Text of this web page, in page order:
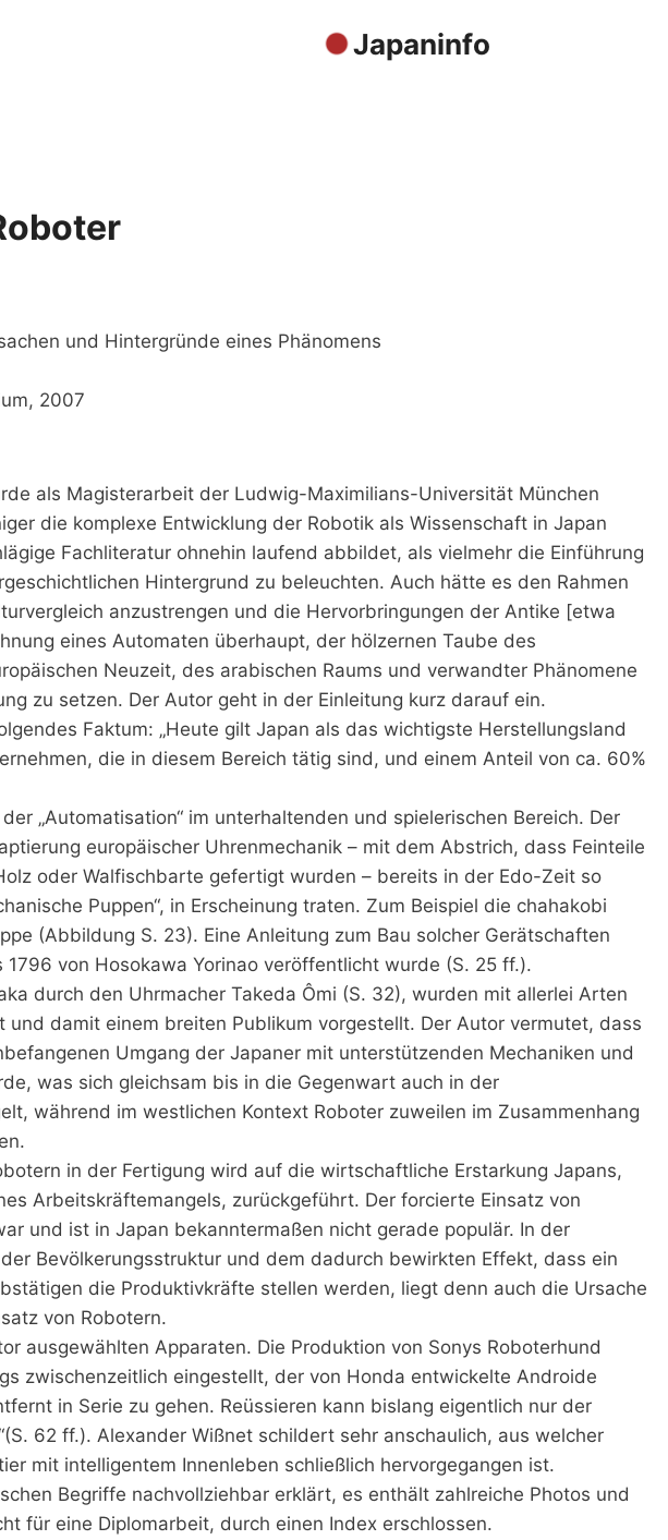
Japaninfo
und Hintergründe eines Phänomens
2007
als Magisterarbeit der Ludwig-Maximilians-Universität München
die komplexe Entwicklung der Robotik als Wissenschaft in Japan
Fachliteratur ohnehin laufend abbildet, als vielmehr die Einführung
Hintergrund zu beleuchten. Auch hätte es den Rahmen
anzustrengen und die Hervorbringungen der Antike [etwa
eines Automaten überhaupt, der hölzernen Taube des
Neuzeit, des arabischen Raums und verwandter Phänomene
zu setzen. Der Autor geht in der Einleitung kurz darauf ein.
Faktum: „Heute gilt Japan als das wichtigste Herstellungsland
die in diesem Bereich tätig sind, und einem Anteil von ca. 60%
„Automatisation“ im unterhaltenden und spielerischen Bereich. Der
europäischer Uhrenmechanik – mit dem Abstrich, dass Feinteile
oder Walfischbarte gefertigt wurden – bereits in der Edo-Zeit so
Puppen“, in Erscheinung traten. Zum Beispiel die chahakobi
(Abbildung S. 23). Eine Anleitung zum Bau solcher Gerätschaften
von Hosokawa Yorinao veröffentlicht wurde (S. 25 ff.).
durch den Uhrmacher Takeda Ômi (S. 32), wurden mit allerlei Arten
damit einem breiten Publikum vorgestellt. Der Autor vermutet, dass
Umgang der Japaner mit unterstützenden Mechaniken und
was sich gleichsam bis in die Gegenwart auch in der
während im westlichen Kontext Roboter zuweilen im Zusammenhang
in der Fertigung wird auf die wirtschaftliche Erstarkung Japans,
Arbeitskräftemangels, zurückgeführt. Der forcierte Einsatz von
und ist in Japan bekanntermaßen nicht gerade populär. In der
Bevölkerungsstruktur und dem dadurch bewirkten Effekt, dass ein
die Produktivkräfte stellen werden, liegt denn auch die Ursache
von Robotern.
ausgewählten Apparaten. Die Produktion von Sonys Roboterhund
zwischenzeitlich eingestellt, der von Honda entwickelte Androide
in Serie zu gehen. Reüssieren kann bislang eigentlich nur der
62 ff.). Alexander Wißnet schildert sehr anschaulich, aus welcher
mit intelligentem Innenleben schließlich hervorgegangen ist.
Begriffe nachvollziehbar erklärt, es enthält zahlreiche Photos und
für eine Diplomarbeit, durch einen Index erschlossen.